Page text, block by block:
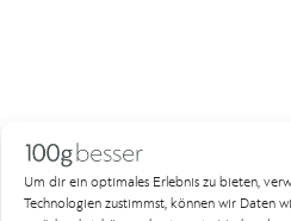
Um dir ein optimales Erlebnis zu bieten,
Technologien zustimmst, können wir Daten